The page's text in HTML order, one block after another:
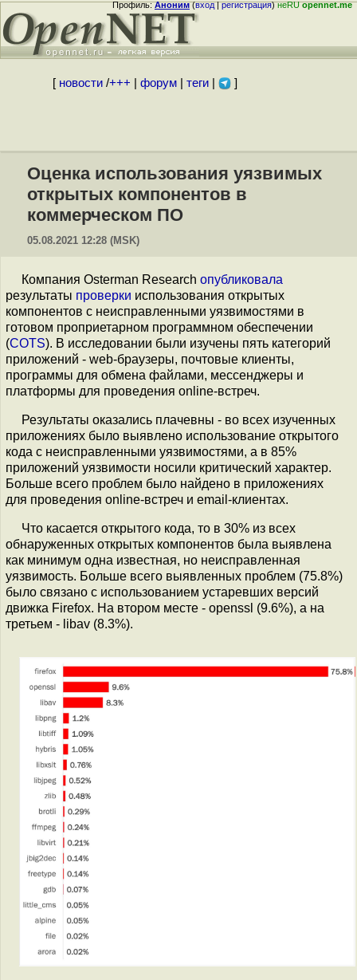
Профиль:Аноним(вход|регистрация)неRUopennet.me
[ новости/+++ форум| теги| ]
Оценка использования уязвимых
открытых компонентов в
коммерческом ПО
05.08.2021 12:28 (MSK)
Компания Osterman Research опубликовала
результаты проверки использования открытых
компонентов с неисправленными уязвимостями в
готовом проприетарном программном обеспечении
(COTS). В исследовании были изучены пять категорий
приложений - web-браузеры, почтовые клиенты,
программы для обмена файлами, мессенджеры и
платформы для проведения online-встреч.
Результаты оказались плачевны - во всех изученных
приложениях было выявлено использование открытого
кода с неисправленными уязвимостями, а в 85%
приложений уязвимости носили критический характер.
Больше всего проблем было найдено в приложениях
для проведения online-встреч и email-клиентах.
Что касается открытого кода, то в 30% из всех
обнаруженных открытых компонентов была выявлена
как минимум одна известная, но неисправленная
уязвимость. Больше всего выявленных проблем (75.8%)
было связано с использованием устаревших версий
движка Firefox. На втором месте - openssl (9.6%), а на
третьем - libav (8.3%).